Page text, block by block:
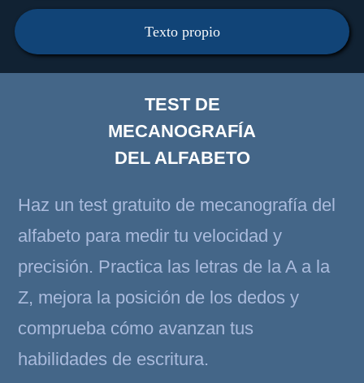
Texto propio
TEST DE
MECANOGRAFÍA
DEL ALFABETO
Haz un test gratuito de mecanografía del
alfabeto para medir tu velocidad y
precisión. Practica las letras de la A a la
Z, mejora la posición de los dedos y
comprueba cómo avanzan tus
habilidades de escritura.